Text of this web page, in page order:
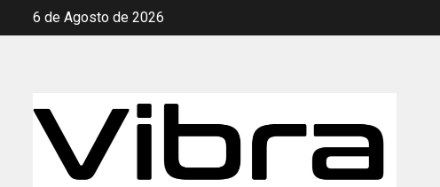
Saltar6 de Agosto de 2026